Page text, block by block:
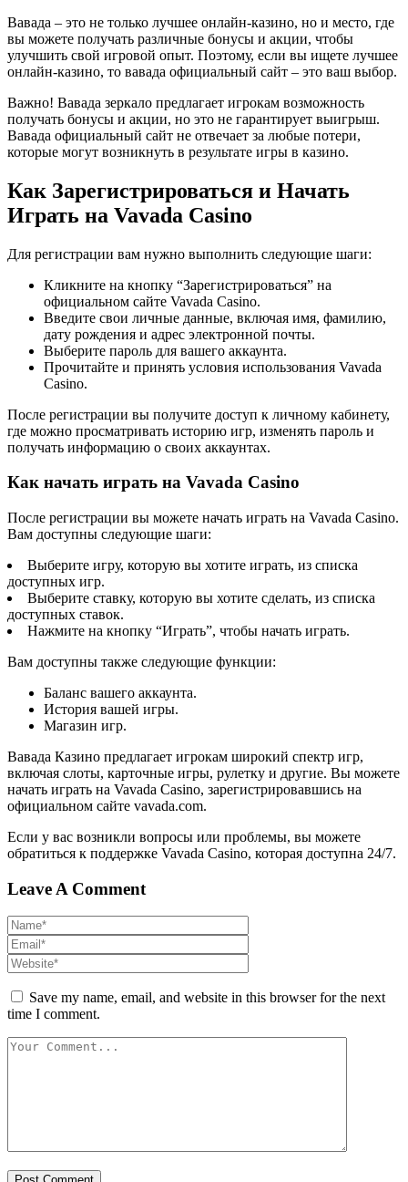
Вавада – это не только лучшее онлайн-казино, но и место, где
вы можете получать различные бонусы и акции, чтобы
улучшить свой игровой опыт. Поэтому, если вы ищете лучшее
онлайн-казино, то вавада официальный сайт – это ваш выбор.
Важно! Вавада зеркало предлагает игрокам возможность
получать бонусы и акции, но это не гарантирует выигрыш.
Вавада официальный сайт не отвечает за любые потери,
которые могут возникнуть в результате игры в казино.
Как Зарегистрироваться и Начать
Играть на Vavada Casino
Для регистрации вам нужно выполнить следующие шаги:
Кликните на кнопку “Зарегистрироваться” на
официальном сайте Vavada Casino.
Введите свои личные данные, включая имя, фамилию,
дату рождения и адрес электронной почты.
Выберите пароль для вашего аккаунта.
Прочитайте и принять условия использования Vavada
Casino.
После регистрации вы получите доступ к личному кабинету,
где можно просматривать историю игр, изменять пароль и
получать информацию о своих аккаунтах.
Как начать играть на Vavada Casino
После регистрации вы можете начать играть на Vavada Casino.
Вам доступны следующие шаги:
Выберите игру, которую вы хотите играть, из списка
доступных игр.
Выберите ставку, которую вы хотите сделать, из списка
доступных ставок.
Нажмите на кнопку “Играть”, чтобы начать играть.
Вам доступны также следующие функции:
Баланс вашего аккаунта.
История вашей игры.
Магазин игр.
Вавада Казино предлагает игрокам широкий спектр игр,
включая слоты, карточные игры, рулетку и другие. Вы можете
начать играть на Vavada Casino, зарегистрировавшись на
официальном сайте vavada.com.
Если у вас возникли вопросы или проблемы, вы можете
обратиться к поддержке Vavada Casino, которая доступна 24/7.
Leave A Comment
Save my name, email, and website in this browser for the next
time I comment.